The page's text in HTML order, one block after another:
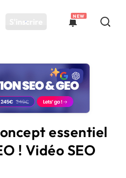
S'inscrire
NEW
essentiel
! Vidéo SEO